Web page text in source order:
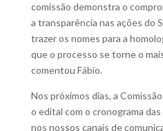
comissão demonstra o
a transparência nas ações do
trazer os nomes para a
que o processo se torne o
comentou Fábio.
Nos próximos dias, a
o edital com o cronograma
nos nossos canais de